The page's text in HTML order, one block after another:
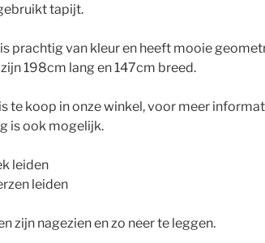
tapijt.
prachtig van kleur en heeft mooie
198cm lang en 147cm breed.
te koop in onze winkel, voor meer
is ook mogelijk.
leiden
leiden
zijn nagezien en zo neer te leggen.